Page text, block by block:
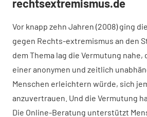
rechtsextremismus.de
Vor knapp zehn Jahren (2008) ging
gegen Rechts-extremismus an den
dem Thema lag die Vermutung nahe,
einer anonymen und zeitlich
Menschen erleichtern würde, sich
anzuvertrauen. Und die Vermutung
Die Online-Beratung unterstützt